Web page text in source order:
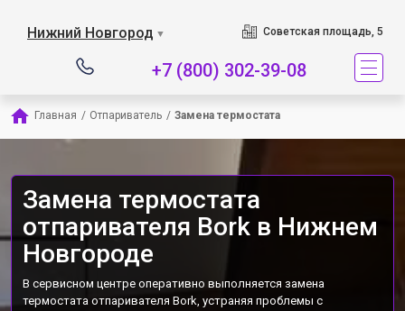
Нижний Новгород ▼ Советская площадь, 5
+7 (800) 302-39-08
Главная / Отпариватель / Замена термостата
Замена термостата
отпаривателя Bork в Нижнем
Новгороде
В сервисном центре оперативно выполняется замена
термостата отпаривателя Bork, устраняя проблемы с